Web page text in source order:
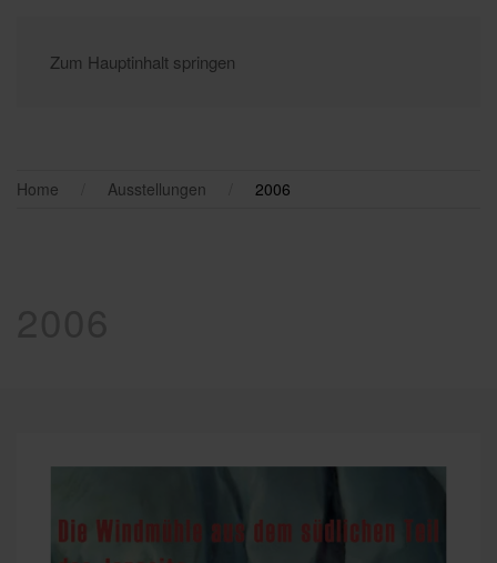
Zum Hauptinhalt springen
Home Ausstellungen 2006